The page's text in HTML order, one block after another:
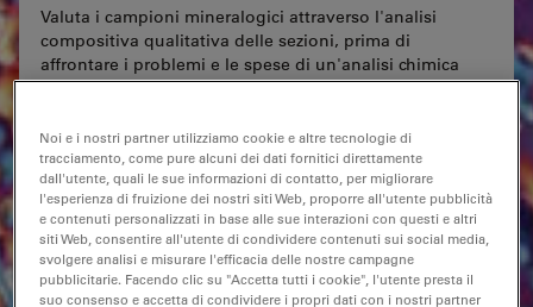
Valuta i campioni mineralogici attraverso l'analisi
compositiva qualitativa delle sezioni, prima di
affrontare i problemi e le spese di un'analisi chimica
quantitativa dettagliata.
Noi e i nostri partner utilizziamo cookie e altre tecnologie di
tracciamento, come pure alcuni dei dati fornitici direttamente
dall'utente, quali le sue informazioni di contatto, per migliorare
l'esperienza di fruizione dei nostri siti Web, proporre all'utente pubblicità
e contenuti personalizzati in base alle sue interazioni con questi e altri
siti Web, consentire all'utente di condividere contenuti sui social media,
svolgere analisi e misurare l'efficacia delle nostre campagne
pubblicitarie. Facendo clic su "Accetta tutti i cookie", l'utente presta il
suo consenso e accetta di condividere i propri dati con i nostri partner